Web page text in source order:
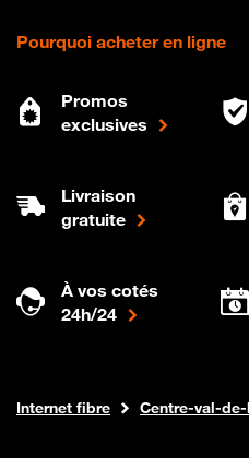
Pourquoi acheter en ligne
Promos
exclusives
Livraison
gratuite
À vos cotés
24h/24
Boutique Orange
Internet fibre Centre-val-